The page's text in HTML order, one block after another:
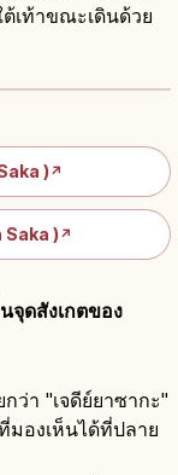
เท้าขณะเดินด้วย
ละ
)↗
Saka )↗
จุดสังเกตของ
ว่า "เจดีย์ยาซากะ"
องเห็นได้ที่ปลาย